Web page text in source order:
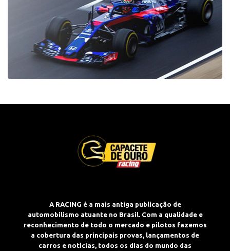
A RACING é a mais antiga publicação de
automobilismo atuante no Brasil. Com a qualidade e
reconhecimento de todo o mercado e pilotos fazemos
a cobertura das principais provas, lançamentos de
carros e notícias, todos os dias do mundo das